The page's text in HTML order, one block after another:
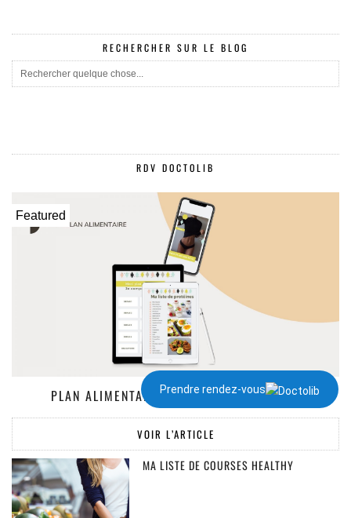
RECHERCHER SUR LE BLOG
RDV DOCTOLIB
Prendre rendez-vous
Featured
PLAN ALIMENTAIRE DE 1300 À 2000 KCAL
VOIR L’ARTICLE
MA LISTE DE COURSES HEALTHY